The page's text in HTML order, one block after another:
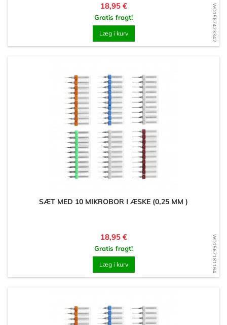
WD1567423342
Pris
18,95 €
Gratis fragt!
Læg i kurv
WD1567181164
SÆT MED 10 MIKROBOR I ÆSKE (0,25 MM )
Pris
18,95 €
Gratis fragt!
Læg i kurv